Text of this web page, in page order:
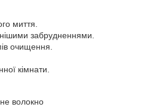
миття.
забрудненнями.
очищення.
кімнати.
волокно